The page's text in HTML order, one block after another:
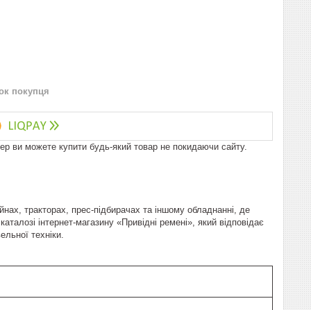
покупця
ви можете купити будь-який товар не покидаючи сайту.
тракторах, прес-підбирачах та іншому обладнанні, де
інтернет-магазину «Привідні ремені», який відповідає
техніки.